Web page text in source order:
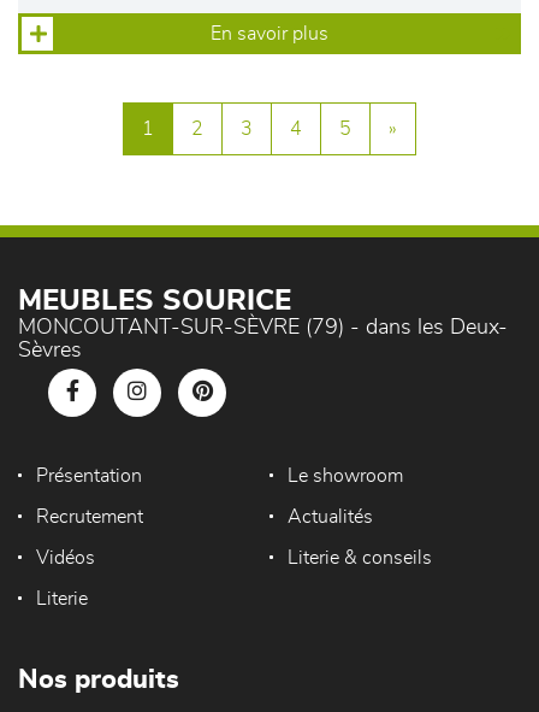
En savoir plus
1 2 3 4 5 »
MEUBLES SOURICE
MONCOUTANT-SUR-SÈVRE (79) - dans les Deux-
Sèvres
Présentation Le showroom
Recrutement Actualités
Vidéos Literie & conseils
Literie
Nos produits